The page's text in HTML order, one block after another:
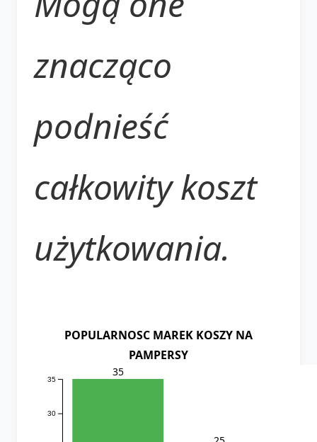
znacząco
podnieść
całkowity koszt
użytkowania.
POPULARNOSC MAREK KOSZY NA
PAMPERSY
30
35
35